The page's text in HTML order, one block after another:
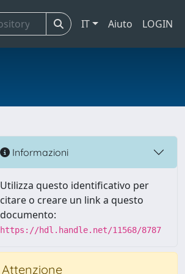
IT Aiuto LOGIN
Informazioni
Utilizza questo identificativo per
citare o creare un link a questo
documento:
https://hdl.handle.net/11568/8787
Attenzione